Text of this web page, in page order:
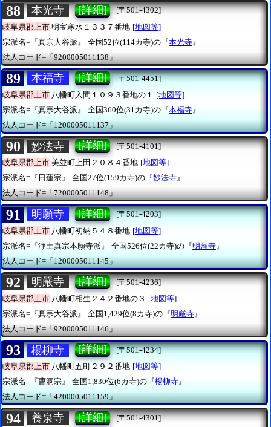
88 本光寺 [詳細]
[〒501-4302]
岐阜県郡上市 明宝寒水１３３７番地 [地図等]
宗派名=『真宗大谷派』
全国52位(114カ寺)の『本光寺 』
法人コード=「9200005011138」
89 本福寺 [詳細]
[〒501-4451]
岐阜県郡上市 八幡町入間１０９３番地の１
[地図等]
宗派名=『真宗大谷派』
全国360位(31カ寺)の『本福寺 』
法人コード=「1200005011137」
90 妙法寺 [詳細]
[〒501-4101]
岐阜県郡上市 美並町上田２０８４番地 [地図等]
宗派名=『日蓮宗』
全国27位(159カ寺)の『妙法寺』
法人コード=「7200005011148」
91 明願寺 [詳細]
[〒501-4203]
岐阜県郡上市 八幡町初納５４８番地 [地図等]
宗派名=『浄土真宗本願寺派』
全国526位(22カ寺)の『明願寺 』
法人コード=「1200005011145」
92 明嚴寺 [詳細]
[〒501-4236]
岐阜県郡上市 八幡町相生２４２番地の３ [地図等]
宗派名=『真宗大谷派』
全国1,429位(8カ寺)の『明嚴寺 』
法人コード=「9200005011146」
93 楊柳寺 [詳細]
[〒501-4234]
岐阜県郡上市 八幡町五町２９２番地 [地図等]
宗派名=『曹洞宗』
全国1,830位(6カ寺)の『楊柳寺』
法人コード=「4200005011159」
94 養泉寺 [詳細]
[〒501-4301]